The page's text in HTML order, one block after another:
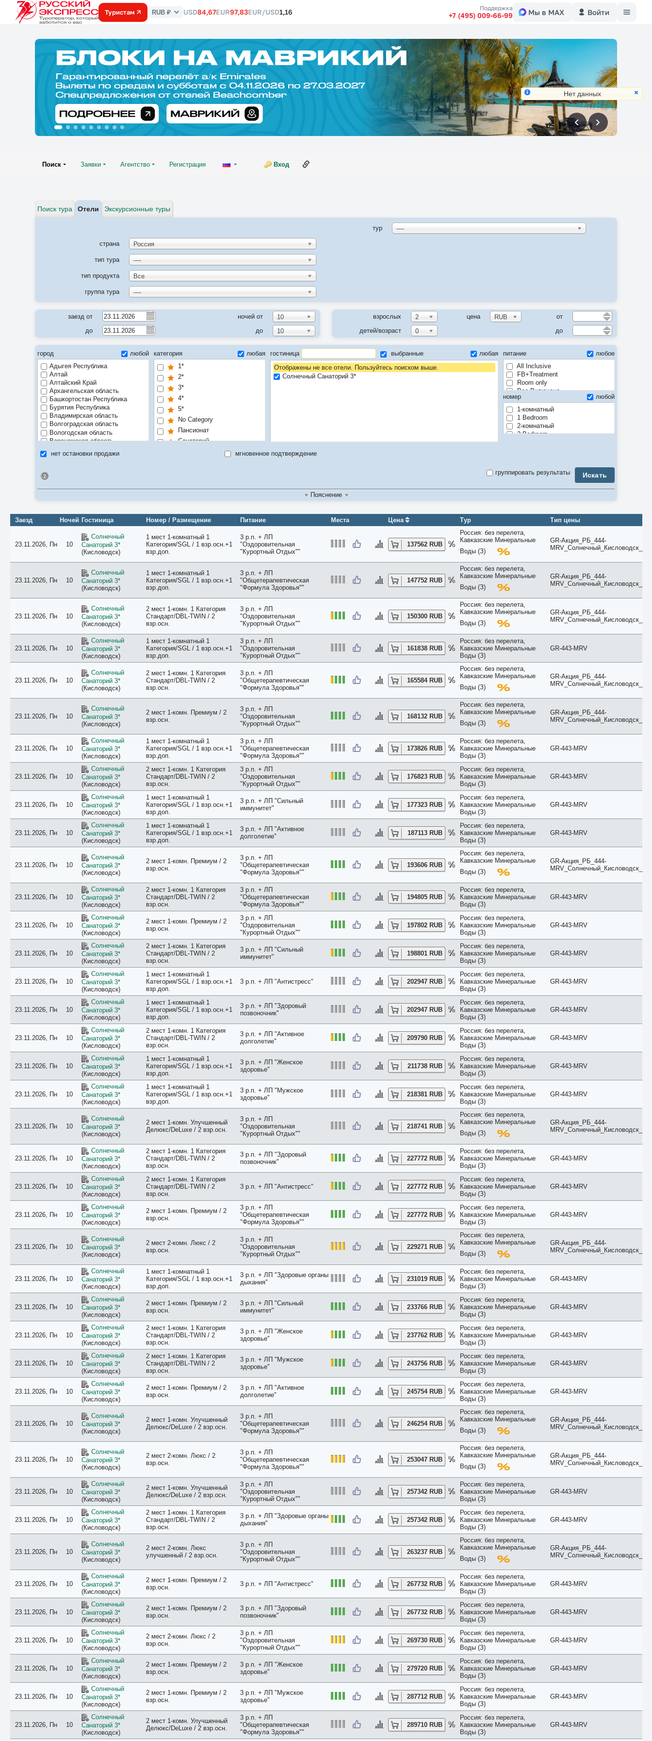
Туристам
Курс
RUB ₽ USD84,67EUR97,83EUR/USD1,16 Поддержка
+7 (495) 009-66-99 Мы в MAX Войти
впередвперед
Поиск Заявки Агентство Регистрация Вход
Поиск тура Отели Экскурсионные туры
страна Россия
тип тура ----
тип продукта Все
группа тура ----
тур ----
заезд от ночей от
10
до
до 10
взрослых 2 цена RUB
от
детей/возраст
0 до
город
любой
Адыгея Республика
Алтай
Алтайский Край
Архангельская область
Башкортостан Республика
Бурятия Республика
Владимирская область
Волгоградская область
Вологодская область
Воронежская область
Ивановская область
Калининградская область
Карачаево-Черкесская Республика
Карелия Республика
Кемеровская область
Костромская область
Краснодарский Край
Красноярский Край
Крым Республика
Курильские о-ва
Курская область
Ленинградская область
Москва
Московская область
Мурманская область
Нижегородская область
Новосибирская область
Омская область
Приморский Край
Псковская область
Ростовская область
Самарская область
Санкт-Петербург
Сахалинская область
Свердловская область
Северная Осетия Республика
Ставропольский Край
Тверская область
Тульская область
Тюменская область
Хабаровский Край
Челябинская область
Чеченская Республика
Ярославская область
категория
любая
1*
2*
3*
4*
5*
No Category
Пансионат
Санаторий
Рекомендуем
Цена/качество
гостиница выбранные
любая
Отображены не все отели. Пользуйтесь поиском выше.
Солнечный Санаторий 3*
питание
любое
All Inclusive
FB+Treatment
Room only
Все Включено
Завтрак
Отдых+лечение
По программе
Полный пансион
Полупансион
номер
любой
1-комнатный
1 Bedroom
2-комнатный
2 Bedroom
5-комнатный
7 Bedroom
Air Conditioner
Anex
Apartment
Beach
Bosphorus View
Business
Chalet
City View
Club
Comfort
Connection
Courtyard
Creek View
Different
Duplex
Eco
Elegance
Exclusive
Executive
Forest View
Golf
Grand
Ground Floor
Honeymoon
Imperial
Jacuzzi
Jungle View
Junior Suite
Kitchen
Lagoon
Lake
Large
Lounge
Luxe
Luxury
Maisonette
Mansard
Master Suite
Mountain View
No Air Conditioner
No Balcony
No Kitchen
No Terrace
Palace
Pavillion
Penthouse
Pool
Premium
Presidential
Promo
Reserve
Retreat
River View
ROH
Royal
Sea
SPA
Spa Bath
Standard
Studio
Suite
Sunrise
Terrace
Upper Floor
Villa
VIP
Балкон
Без балкона
Бунгало
Вид во двор
Вид на город
Вид на горы
Вид на море
Вид на парк
Вид на реку
Вилла
Делюкс
Джуниор Сьют
Евролюкс
каюта
Комфорт
Люкс
Мансарда
Повышенной комфортности
Полулюкс
Представительский
Премиум
Премьер
Привилегия
Смарт
Стандарт
Супериор
Сьют
Таунхаус
Терраса
Улучшенный
Цоколь
Эконом
нет остановки продажи мгновенное подтверждение
Искать
группировать результаты
Пояснение
Заезд Ночей Гостиница Номер / Размещение Питание Места Цена Тур Тип цены
23.11.2026, Пн 10
Солнечный
Санаторий 3*
(Кисловодск)
1 мест 1-комнатный 1
Категория/SGL / 1 взр.осн.+1
взр.доп.
3 р.п. + ЛП
"Оздоровительная
"Курортный Отдых""
137562 RUB
Россия: без перелета,
Кавказские Минеральные
Воды (З)
GR-Акция_РБ_444-
MRV_Солнечный_Кисловодск_
23.11.2026, Пн 10
Солнечный
Санаторий 3*
(Кисловодск)
1 мест 1-комнатный 1
Категория/SGL / 1 взр.осн.+1
взр.доп.
3 р.п. + ЛП
"Общетерапевтическая
"Формула Здоровья""
147752 RUB
Россия: без перелета,
Кавказские Минеральные
Воды (З)
GR-Акция_РБ_444-
MRV_Солнечный_Кисловодск_
23.11.2026, Пн 10
Солнечный
Санаторий 3*
(Кисловодск)
2 мест 1-комн. 1 Категория
Стандарт/DBL-TWIN / 2
взр.осн.
3 р.п. + ЛП
"Оздоровительная
"Курортный Отдых""
150300 RUB
Россия: без перелета,
Кавказские Минеральные
Воды (З)
GR-Акция_РБ_444-
MRV_Солнечный_Кисловодск_
23.11.2026, Пн 10
Солнечный
Санаторий 3*
(Кисловодск)
1 мест 1-комнатный 1
Категория/SGL / 1 взр.осн.+1
взр.доп.
3 р.п. + ЛП
"Оздоровительная
"Курортный Отдых""
161838 RUB
Россия: без перелета,
Кавказские Минеральные
Воды (З)
GR-443-MRV
23.11.2026, Пн 10
Солнечный
Санаторий 3*
(Кисловодск)
2 мест 1-комн. 1 Категория
Стандарт/DBL-TWIN / 2
взр.осн.
3 р.п. + ЛП
"Общетерапевтическая
"Формула Здоровья""
165584 RUB
Россия: без перелета,
Кавказские Минеральные
Воды (З)
GR-Акция_РБ_444-
MRV_Солнечный_Кисловодск_
23.11.2026, Пн 10
Солнечный
Санаторий 3*
(Кисловодск)
2 мест 1-комн. Премиум / 2
взр.осн.
3 р.п. + ЛП
"Оздоровительная
"Курортный Отдых""
168132 RUB
Россия: без перелета,
Кавказские Минеральные
Воды (З)
GR-Акция_РБ_444-
MRV_Солнечный_Кисловодск_
23.11.2026, Пн 10
Солнечный
Санаторий 3*
(Кисловодск)
1 мест 1-комнатный 1
Категория/SGL / 1 взр.осн.+1
взр.доп.
3 р.п. + ЛП
"Общетерапевтическая
"Формула Здоровья""
173826 RUB
Россия: без перелета,
Кавказские Минеральные
Воды (З)
GR-443-MRV
23.11.2026, Пн 10
Солнечный
Санаторий 3*
(Кисловодск)
2 мест 1-комн. 1 Категория
Стандарт/DBL-TWIN / 2
взр.осн.
3 р.п. + ЛП
"Оздоровительная
"Курортный Отдых""
176823 RUB
Россия: без перелета,
Кавказские Минеральные
Воды (З)
GR-443-MRV
23.11.2026, Пн 10
Солнечный
Санаторий 3*
(Кисловодск)
1 мест 1-комнатный 1
Категория/SGL / 1 взр.осн.+1
взр.доп.
3 р.п. + ЛП "Сильный
иммунитет"
177323 RUB
Россия: без перелета,
Кавказские Минеральные
Воды (З)
GR-443-MRV
23.11.2026, Пн 10
Солнечный
Санаторий 3*
(Кисловодск)
1 мест 1-комнатный 1
Категория/SGL / 1 взр.осн.+1
взр.доп.
3 р.п. + ЛП "Активное
долголетие"
187113 RUB
Россия: без перелета,
Кавказские Минеральные
Воды (З)
GR-443-MRV
23.11.2026, Пн 10
Солнечный
Санаторий 3*
(Кисловодск)
2 мест 1-комн. Премиум / 2
взр.осн.
3 р.п. + ЛП
"Общетерапевтическая
"Формула Здоровья""
193606 RUB
Россия: без перелета,
Кавказские Минеральные
Воды (З)
GR-Акция_РБ_444-
MRV_Солнечный_Кисловодск_
23.11.2026, Пн 10
Солнечный
Санаторий 3*
(Кисловодск)
2 мест 1-комн. 1 Категория
Стандарт/DBL-TWIN / 2
взр.осн.
3 р.п. + ЛП
"Общетерапевтическая
"Формула Здоровья""
194805 RUB
Россия: без перелета,
Кавказские Минеральные
Воды (З)
GR-443-MRV
23.11.2026, Пн 10
Солнечный
Санаторий 3*
(Кисловодск)
2 мест 1-комн. Премиум / 2
взр.осн.
3 р.п. + ЛП
"Оздоровительная
"Курортный Отдых""
197802 RUB
Россия: без перелета,
Кавказские Минеральные
Воды (З)
GR-443-MRV
23.11.2026, Пн 10
Солнечный
Санаторий 3*
(Кисловодск)
2 мест 1-комн. 1 Категория
Стандарт/DBL-TWIN / 2
взр.осн.
3 р.п. + ЛП "Сильный
иммунитет"
198801 RUB
Россия: без перелета,
Кавказские Минеральные
Воды (З)
GR-443-MRV
23.11.2026, Пн 10
Солнечный
Санаторий 3*
(Кисловодск)
1 мест 1-комнатный 1
Категория/SGL / 1 взр.осн.+1
взр.доп.
3 р.п. + ЛП "Антистресс" 202947 RUB
Россия: без перелета,
Кавказские Минеральные
Воды (З)
GR-443-MRV
23.11.2026, Пн 10
Солнечный
Санаторий 3*
(Кисловодск)
1 мест 1-комнатный 1
Категория/SGL / 1 взр.осн.+1
взр.доп.
3 р.п. + ЛП "Здоровый
позвоночник"
202947 RUB
Россия: без перелета,
Кавказские Минеральные
Воды (З)
GR-443-MRV
23.11.2026, Пн 10
Солнечный
Санаторий 3*
(Кисловодск)
2 мест 1-комн. 1 Категория
Стандарт/DBL-TWIN / 2
взр.осн.
3 р.п. + ЛП "Активное
долголетие"
209790 RUB
Россия: без перелета,
Кавказские Минеральные
Воды (З)
GR-443-MRV
23.11.2026, Пн 10
Солнечный
Санаторий 3*
(Кисловодск)
1 мест 1-комнатный 1
Категория/SGL / 1 взр.осн.+1
взр.доп.
3 р.п. + ЛП "Женское
здоровье"
211738 RUB
Россия: без перелета,
Кавказские Минеральные
Воды (З)
GR-443-MRV
23.11.2026, Пн 10
Солнечный
Санаторий 3*
(Кисловодск)
1 мест 1-комнатный 1
Категория/SGL / 1 взр.осн.+1
взр.доп.
3 р.п. + ЛП "Мужское
здоровье"
218381 RUB
Россия: без перелета,
Кавказские Минеральные
Воды (З)
GR-443-MRV
23.11.2026, Пн 10
Солнечный
Санаторий 3*
(Кисловодск)
2 мест 1-комн. Улучшенный
Делюкс/DeLuxe / 2 взр.осн.
3 р.п. + ЛП
"Оздоровительная
"Курортный Отдых""
218741 RUB
Россия: без перелета,
Кавказские Минеральные
Воды (З)
GR-Акция_РБ_444-
MRV_Солнечный_Кисловодск_
23.11.2026, Пн 10
Солнечный
Санаторий 3*
(Кисловодск)
2 мест 1-комн. 1 Категория
Стандарт/DBL-TWIN / 2
взр.осн.
3 р.п. + ЛП "Здоровый
позвоночник"
227772 RUB
Россия: без перелета,
Кавказские Минеральные
Воды (З)
GR-443-MRV
23.11.2026, Пн 10
Солнечный
Санаторий 3*
(Кисловодск)
2 мест 1-комн. 1 Категория
Стандарт/DBL-TWIN / 2
взр.осн.
3 р.п. + ЛП "Антистресс" 227772 RUB
Россия: без перелета,
Кавказские Минеральные
Воды (З)
GR-443-MRV
23.11.2026, Пн 10
Солнечный
Санаторий 3*
(Кисловодск)
2 мест 1-комн. Премиум / 2
взр.осн.
3 р.п. + ЛП
"Общетерапевтическая
"Формула Здоровья""
227772 RUB
Россия: без перелета,
Кавказские Минеральные
Воды (З)
GR-443-MRV
23.11.2026, Пн 10
Солнечный
Санаторий 3*
(Кисловодск)
2 мест 2-комн. Люкс / 2
взр.осн.
3 р.п. + ЛП
"Оздоровительная
"Курортный Отдых""
229271 RUB
Россия: без перелета,
Кавказские Минеральные
Воды (З)
GR-Акция_РБ_444-
MRV_Солнечный_Кисловодск_
23.11.2026, Пн 10
Солнечный
Санаторий 3*
(Кисловодск)
1 мест 1-комнатный 1
Категория/SGL / 1 взр.осн.+1
взр.доп.
3 р.п. + ЛП "Здоровые органы
дыхания"
231019 RUB
Россия: без перелета,
Кавказские Минеральные
Воды (З)
GR-443-MRV
23.11.2026, Пн 10
Солнечный
Санаторий 3*
(Кисловодск)
2 мест 1-комн. Премиум / 2
взр.осн.
3 р.п. + ЛП "Сильный
иммунитет"
233766 RUB
Россия: без перелета,
Кавказские Минеральные
Воды (З)
GR-443-MRV
23.11.2026, Пн 10
Солнечный
Санаторий 3*
(Кисловодск)
2 мест 1-комн. 1 Категория
Стандарт/DBL-TWIN / 2
взр.осн.
3 р.п. + ЛП "Женское
здоровье"
237762 RUB
Россия: без перелета,
Кавказские Минеральные
Воды (З)
GR-443-MRV
23.11.2026, Пн 10
Солнечный
Санаторий 3*
(Кисловодск)
2 мест 1-комн. 1 Категория
Стандарт/DBL-TWIN / 2
взр.осн.
3 р.п. + ЛП "Мужское
здоровье"
243756 RUB
Россия: без перелета,
Кавказские Минеральные
Воды (З)
GR-443-MRV
23.11.2026, Пн 10
Солнечный
Санаторий 3*
(Кисловодск)
2 мест 1-комн. Премиум / 2
взр.осн.
3 р.п. + ЛП "Активное
долголетие"
245754 RUB
Россия: без перелета,
Кавказские Минеральные
Воды (З)
GR-443-MRV
23.11.2026, Пн 10
Солнечный
Санаторий 3*
(Кисловодск)
2 мест 1-комн. Улучшенный
Делюкс/DeLuxe / 2 взр.осн.
3 р.п. + ЛП
"Общетерапевтическая
"Формула Здоровья""
246254 RUB
Россия: без перелета,
Кавказские Минеральные
Воды (З)
GR-Акция_РБ_444-
MRV_Солнечный_Кисловодск_
23.11.2026, Пн 10
Солнечный
Санаторий 3*
(Кисловодск)
2 мест 2-комн. Люкс / 2
взр.осн.
3 р.п. + ЛП
"Общетерапевтическая
"Формула Здоровья""
253047 RUB
Россия: без перелета,
Кавказские Минеральные
Воды (З)
GR-Акция_РБ_444-
MRV_Солнечный_Кисловодск_
23.11.2026, Пн 10
Солнечный
Санаторий 3*
(Кисловодск)
2 мест 1-комн. Улучшенный
Делюкс/DeLuxe / 2 взр.осн.
3 р.п. + ЛП
"Оздоровительная
"Курортный Отдых""
257342 RUB
Россия: без перелета,
Кавказские Минеральные
Воды (З)
GR-443-MRV
23.11.2026, Пн 10
Солнечный
Санаторий 3*
(Кисловодск)
2 мест 1-комн. 1 Категория
Стандарт/DBL-TWIN / 2
взр.осн.
3 р.п. + ЛП "Здоровые органы
дыхания"
257342 RUB
Россия: без перелета,
Кавказские Минеральные
Воды (З)
GR-443-MRV
23.11.2026, Пн 10
Солнечный
Санаторий 3*
(Кисловодск)
2 мест 2-комн. Люкс
улучшенный / 2 взр.осн.
3 р.п. + ЛП
"Оздоровительная
"Курортный Отдых""
263237 RUB
Россия: без перелета,
Кавказские Минеральные
Воды (З)
GR-Акция_РБ_444-
MRV_Солнечный_Кисловодск_
23.11.2026, Пн 10
Солнечный
Санаторий 3*
(Кисловодск)
2 мест 1-комн. Премиум / 2
взр.осн.
3 р.п. + ЛП "Антистресс" 267732 RUB
Россия: без перелета,
Кавказские Минеральные
Воды (З)
GR-443-MRV
23.11.2026, Пн 10
Солнечный
Санаторий 3*
(Кисловодск)
2 мест 1-комн. Премиум / 2
взр.осн.
3 р.п. + ЛП "Здоровый
позвоночник"
267732 RUB
Россия: без перелета,
Кавказские Минеральные
Воды (З)
GR-443-MRV
23.11.2026, Пн 10
Солнечный
Санаторий 3*
(Кисловодск)
2 мест 2-комн. Люкс / 2
взр.осн.
3 р.п. + ЛП
"Оздоровительная
"Курортный Отдых""
269730 RUB
Россия: без перелета,
Кавказские Минеральные
Воды (З)
GR-443-MRV
23.11.2026, Пн 10
Солнечный
Санаторий 3*
(Кисловодск)
2 мест 1-комн. Премиум / 2
взр.осн.
3 р.п. + ЛП "Женское
здоровье"
279720 RUB
Россия: без перелета,
Кавказские Минеральные
Воды (З)
GR-443-MRV
23.11.2026, Пн 10
Солнечный
Санаторий 3*
(Кисловодск)
2 мест 1-комн. Премиум / 2
взр.осн.
3 р.п. + ЛП "Мужское
здоровье"
287712 RUB
Россия: без перелета,
Кавказские Минеральные
Воды (З)
GR-443-MRV
23.11.2026, Пн 10
Солнечный
Санаторий 3*
(Кисловодск)
2 мест 1-комн. Улучшенный
Делюкс/DeLuxe / 2 взр.осн.
3 р.п. + ЛП
"Общетерапевтическая
"Формула Здоровья""
289710 RUB
Россия: без перелета,
Кавказские Минеральные
Воды (З)
GR-443-MRV
Нет данных